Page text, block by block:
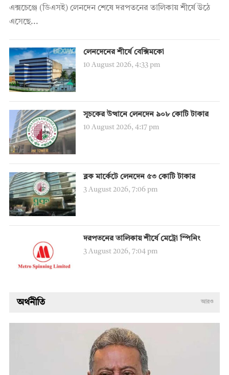
এক্সচেঞ্জে (ডিএসই) লেনদেন শেষে দরপতনের তালিকায় শীর্ষে উঠে
এসেছে...
লেনদেনের শীর্ষে বেক্সিমকো
10 August 2026, 4:33 pm
সূচকের উত্থানে লেনদেন ৯০৮ কোটি টাকার
10 August 2026, 4:17 pm
ব্লক মার্কেটে লেনদেন ৫৩ কোটি টাকার
3 August 2026, 7:06 pm
দরপতনের তালিকায় শীর্ষে মেট্রো স্পিনিং
3 August 2026, 7:04 pm
অর্থনীতি আরও